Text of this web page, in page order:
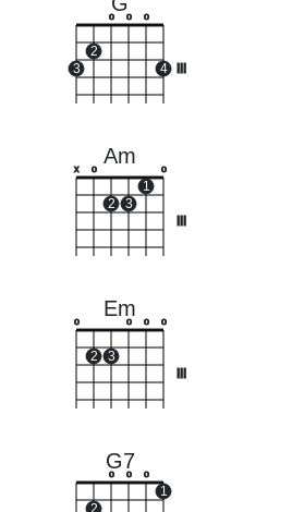
3
2
o o o
4
Am
x o
2 3
1
o
Em
o
2 3
o o o
G7
2
o o o
1